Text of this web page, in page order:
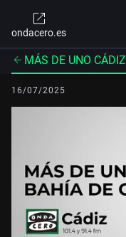
ondacero.es
MÁS DE UNO CÁDIZ
16/07/2025